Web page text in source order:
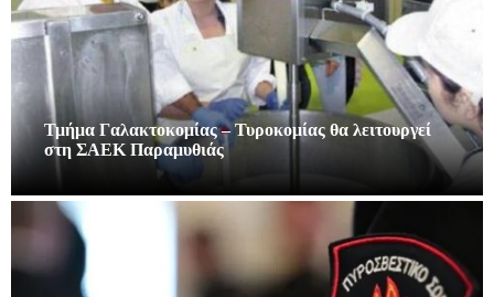
Τμήμα Γαλακτοκομίας – Τυροκομίας θα λειτουργεί
στη ΣΑΕΚ Παραμυθιάς